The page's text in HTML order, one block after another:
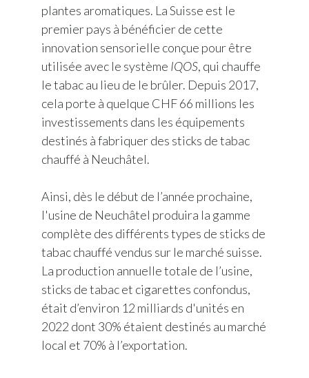
plantes aromatiques. La Suisse est le
premier pays à bénéficier de cette
innovation sensorielle conçue pour être
utilisée avec le système IQOS, qui chauffe
le tabac au lieu de le brûler. Depuis 2017,
cela porte à quelque CHF 66 millions les
investissements dans les équipements
destinés à fabriquer des sticks de tabac
chauffé à Neuchâtel.
Ainsi, dès le début de l’année prochaine,
l'usine de Neuchâtel produira la gamme
complète des différents types de sticks de
tabac chauffé vendus sur le marché suisse.
La production annuelle totale de l’usine,
sticks de tabac et cigarettes confondus,
était d’environ 12 milliards d'unités en
2022 dont 30% étaient destinés au marché
local et 70% à l’exportation.